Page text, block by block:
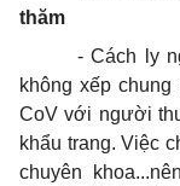
thăm
- Cách ly
không xếp
CoV với người
khẩu trang. Việc
chuyên